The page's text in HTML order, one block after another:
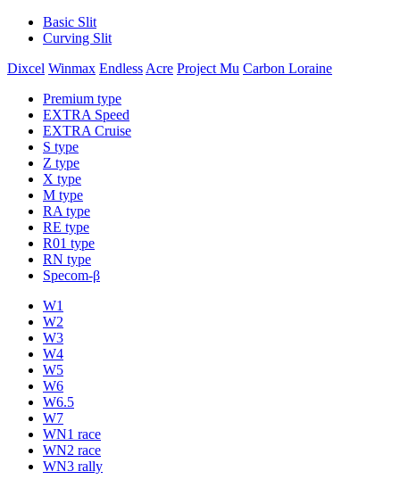
Basic Slit
Curving Slit
Dixcel Winmax Endless Acre Project Mu Carbon Loraine
Premium type
EXTRA Speed
EXTRA Cruise
S type
Z type
X type
M type
RA type
RE type
R01 type
RN type
Specom-β
W1
W2
W3
W4
W5
W6
W6.5
W7
WN1 race
WN2 race
WN3 rally